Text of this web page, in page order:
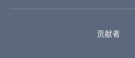
贡献者